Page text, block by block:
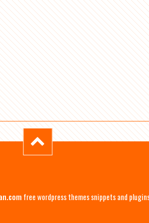
free wordpress themes snippets and